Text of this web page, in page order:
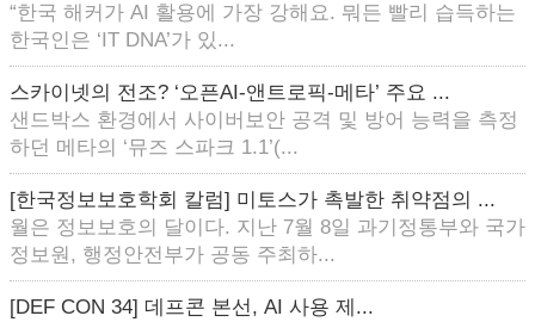
“한국 해커가 AI 활용에 가장 강해요. 뭐든 빨리 습득하는
한국인은 ‘IT DNA’가 있...
스카이넷의 전조? ‘오픈AI-앤트로픽-메타’ 주요 ...
샌드박스 환경에서 사이버보안 공격 및 방어 능력을 측정
하던 메타의 ‘뮤즈 스파크 1.1’(...
[한국정보보호학회 칼럼] 미토스가 촉발한 취약점의 ...
월은 정보보호의 달이다. 지난 7월 8일 과기정통부와 국가
정보원, 행정안전부가 공동 주최하...
[DEF CON 34] 데프콘 본선, AI 사용 제...